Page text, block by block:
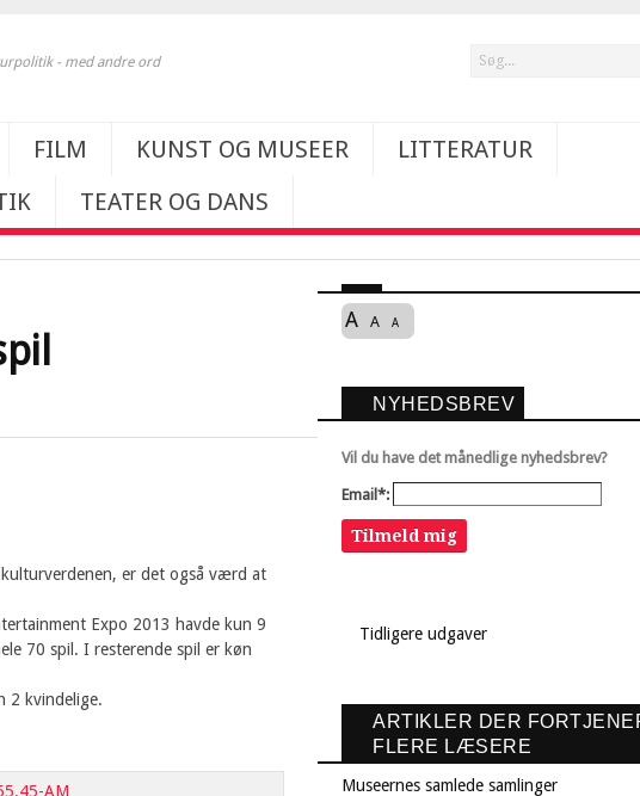
- med andre ord
FILM KUNST OG MUSEER
LITTERATUR
TEATER OG DANS
er det også værd at
Expo 2013 havde kun 9
70 spil. I resterende spil er køn
2 kvindelige.
A A A
NYHEDSBREV
Vil du have det månedlige nyhedsbrev?
Email*:
Tilmeld mig
Tidligere udgaver
ARTIKLER DER
FLERE LÆSERE
Museernes samlede samlinger